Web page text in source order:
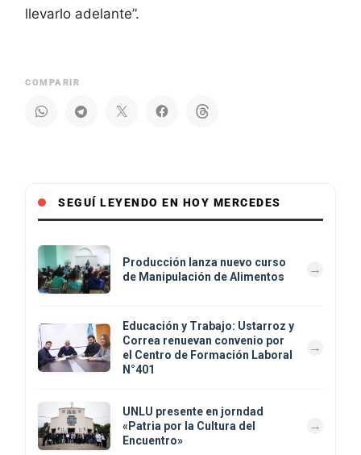
llevarlo adelante”.
COMPARIR
SEGUÍ LEYENDO EN HOY MERCEDES
Producción lanza nuevo curso
de Manipulación de Alimentos
Educación y Trabajo: Ustarroz y
Correa renuevan convenio por
el Centro de Formación Laboral
N°401
UNLU presente en jorndad
«Patria por la Cultura del
Encuentro»